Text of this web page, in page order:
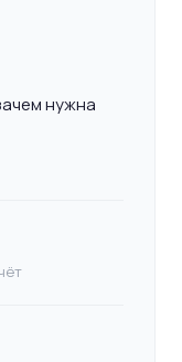
нужна